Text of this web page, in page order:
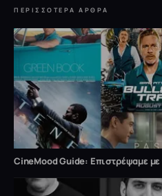
ΠΕΡΙΣΣΌΤΕΡΑ ΆΡΘΡΑ
CineMood Guide: Επιστρέψαμε